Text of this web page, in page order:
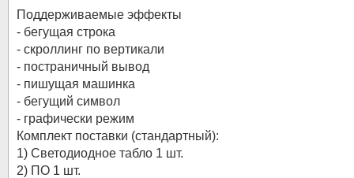
Поддерживаемые эффекты
- бегущая строка
- скроллинг по вертикали
- постраничный вывод
- пишущая машинка
- бегущий символ
- графически режим
Комплект поставки (стандартный):
1) Светодиодное табло 1 шт.
2) ПО 1 шт.